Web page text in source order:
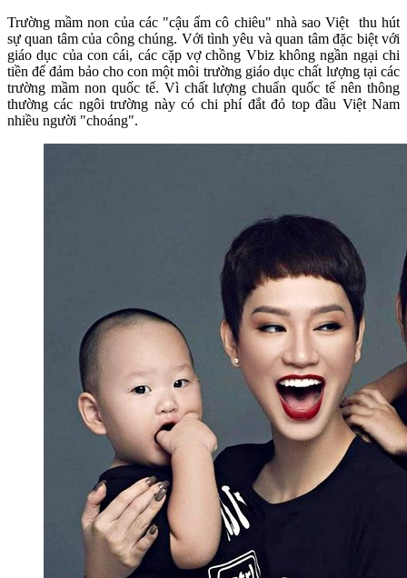
Trường mầm non của các "cậu ấm cô chiêu" nhà sao Việt thu hút
sự quan tâm của công chúng. Với tình yêu và quan tâm đặc biệt với
giáo dục của con cái, các cặp vợ chồng Vbiz không ngần ngại chi
tiền để đảm bảo cho con một môi trường giáo dục chất lượng tại các
trường mầm non quốc tế. Vì chất lượng chuẩn quốc tế nên thông
thường các ngôi trường này có chi phí đắt đỏ top đầu Việt Nam
nhiều người "choáng".